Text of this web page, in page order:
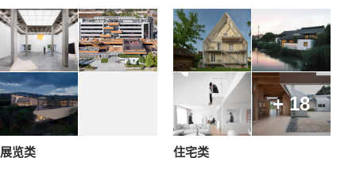
展览类
+ 18
住宅类